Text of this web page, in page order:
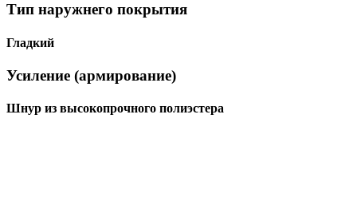
Тип наружнего покрытия
Гладкий
Усиление (армирование)
Шнур из высокопрочного полиэстера